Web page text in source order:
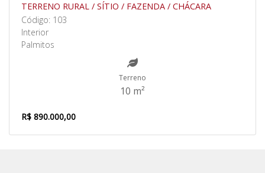
TERRENO RURAL / SÍTIO / FAZENDA / CHÁCARA
Código: 103
Interior
Palmitos
Terreno
10 m²
R$ 890.000,00